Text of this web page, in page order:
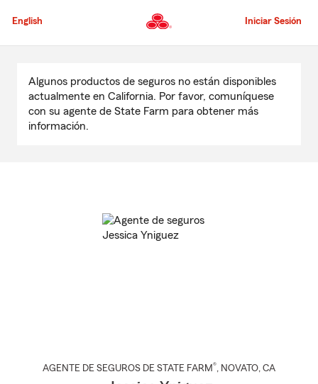
al
principal
English Iniciar Sesión
contenido
principal
Algunos productos de seguros no están disponibles
actualmente en California. Por favor, comuníquese
con su agente de State Farm para obtener más
información.
AGENTE DE SEGUROS DE STATE FARM®, NOVATO, CA